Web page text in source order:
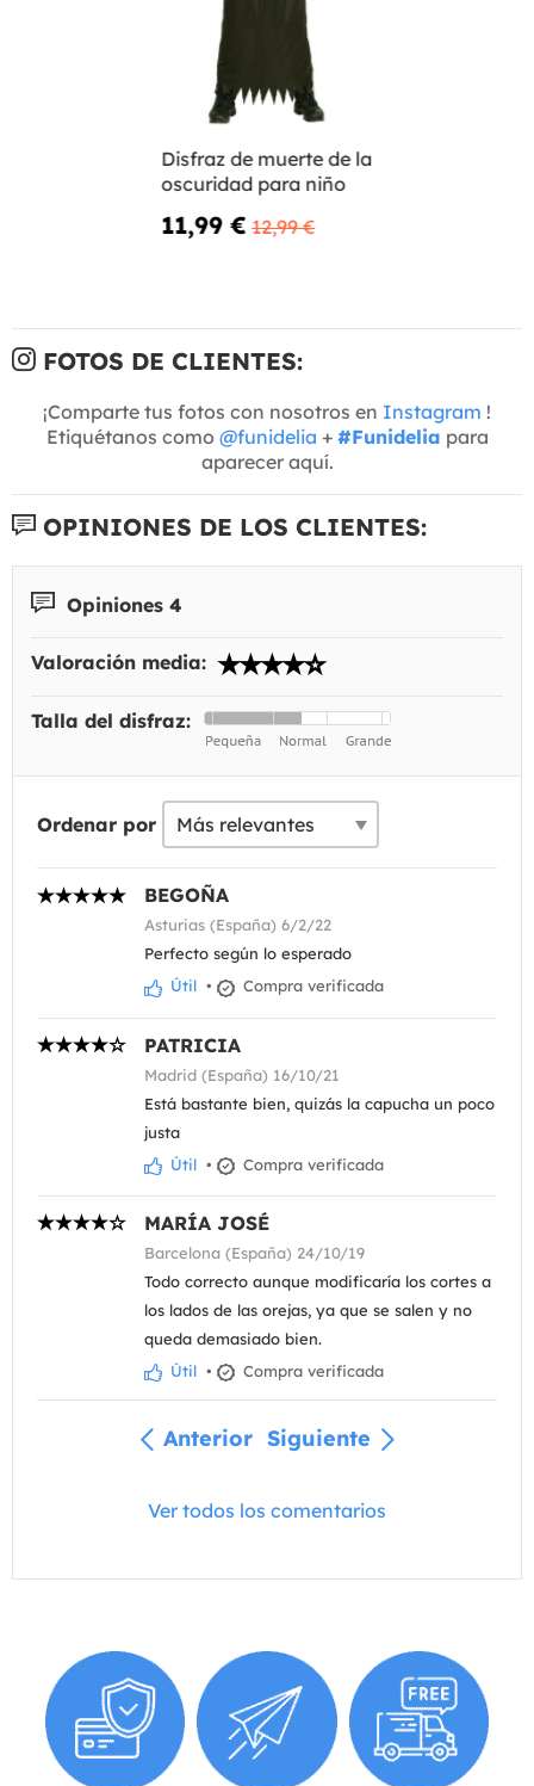
Disfraz de muerte de la
oscuridad para niño
11,99 € 12,99 €
FOTOS DE CLIENTES:
¡Comparte tus fotos con nosotros en Instagram !
Etiquétanos como @funidelia + #Funidelia para
aparecer aquí.
OPINIONES DE LOS CLIENTES:
Opiniones 4
Valoración media:
Talla del disfraz:
Ordenar por
BEGOÑA
Asturias (España) 6/2/22
Perfecto según lo esperado
Útil • Compra verificada
PATRICIA
Madrid (España) 16/10/21
Está bastante bien, quizás la capucha un poco
justa
Útil • Compra verificada
MARÍA JOSÉ
Barcelona (España) 24/10/19
Todo correcto aunque modificaría los cortes a
los lados de las orejas, ya que se salen y no
queda demasiado bien.
Útil • Compra verificada
Anterior Siguiente
Ver todos los comentarios